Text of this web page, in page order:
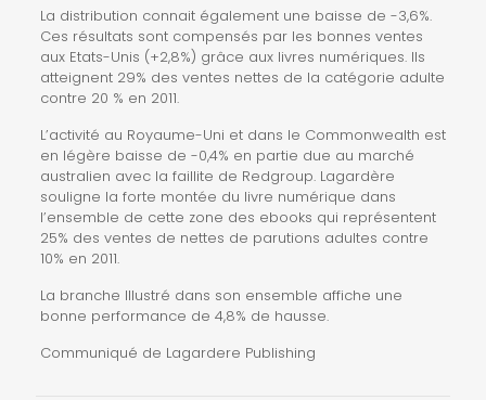
La distribution connait également une baisse de -3,6%.
Ces résultats sont compensés par les bonnes ventes
aux Etats-Unis (+2,8%) grâce aux livres numériques. Ils
atteignent 29% des ventes nettes de la catégorie adulte
contre 20 % en 2011.
L’activité au Royaume-Uni et dans le Commonwealth est
en légère baisse de -0,4% en partie due au marché
australien avec la faillite de Redgroup. Lagardère
souligne la forte montée du livre numérique dans
l’ensemble de cette zone des ebooks qui représentent
25% des ventes de nettes de parutions adultes contre
10% en 2011.
La branche Illustré dans son ensemble affiche une
bonne performance de 4,8% de hausse.
Communiqué de Lagardere Publishing